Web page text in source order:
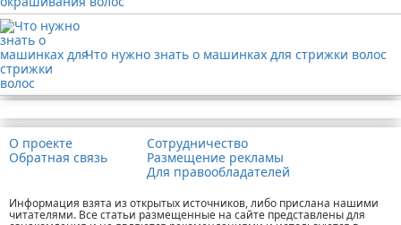
Что нужно знать о машинках для стрижки волос
О проекте
Обратная связь
Сотрудничество
Размещение рекламы
Для правообладателей
Информация взята из открытых источников, либо прислана нашими
читателями. Все статьи размещенные на сайте представлены для